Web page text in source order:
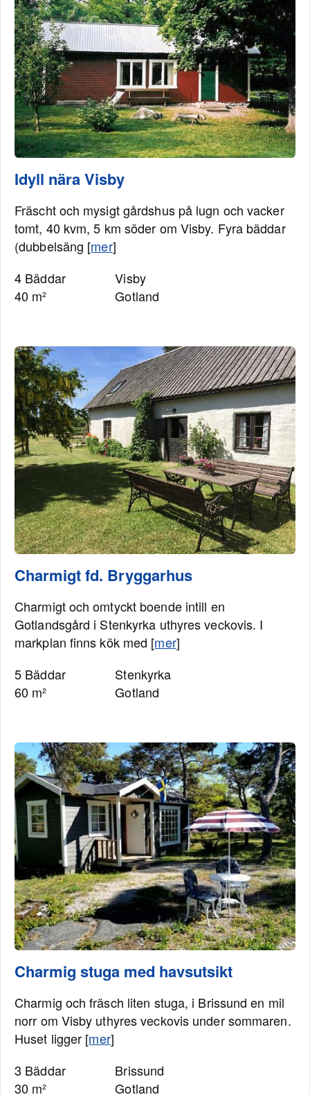
Idyll nära Visby
Fräscht och mysigt gårdshus på lugn och vacker
tomt, 40 kvm, 5 km söder om Visby. Fyra bäddar
(dubbelsäng [mer]
4 Bäddar
40 m²
Visby
Gotland
Charmigt fd. Bryggarhus
Charmigt och omtyckt boende intill en
Gotlandsgård i Stenkyrka uthyres veckovis. I
markplan finns kök med [mer]
5 Bäddar
60 m²
Stenkyrka
Gotland
Charmig stuga med havsutsikt
Charmig och fräsch liten stuga, i Brissund en mil
norr om Visby uthyres veckovis under sommaren.
Huset ligger [mer]
3 Bäddar
30 m²
Brissund
Gotland